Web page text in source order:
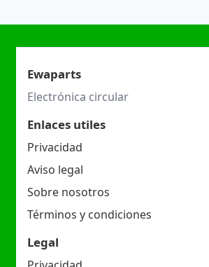
Ewaparts
Electrónica circular
Enlaces utiles
Privacidad
Aviso legal
Sobre nosotros
Términos y condiciones
Legal